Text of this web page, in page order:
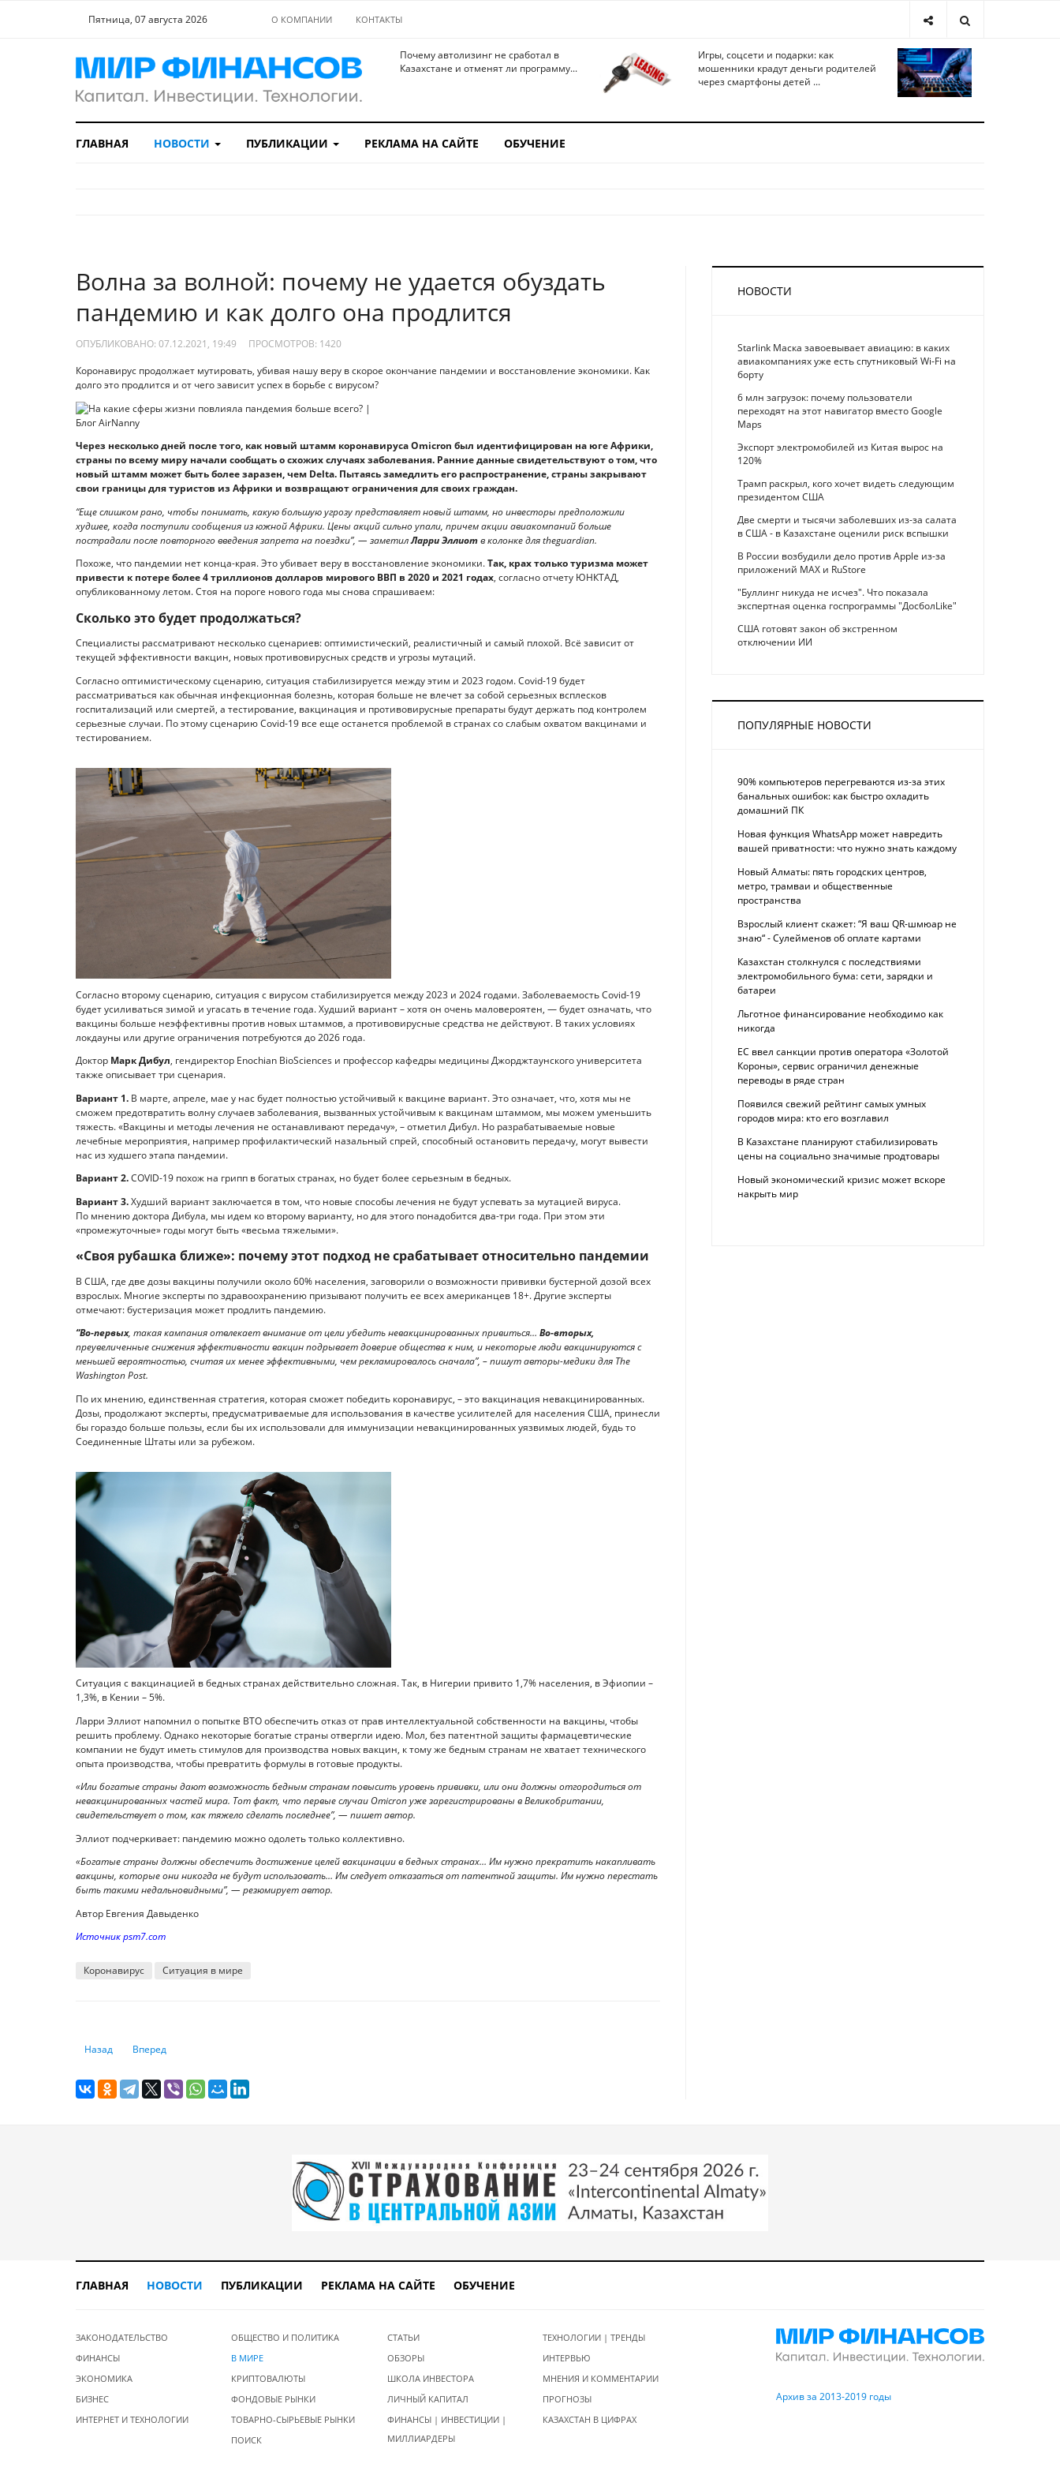
Пятница, 07 августа 2026 О КОМПАНИИ КОНТАКТЫ
Почему автолизинг не сработал в
Казахстане и отменят ли программу...
Игры, соцсети и подарки: как
мошенники крадут деньги родителей
через смартфоны детей ...
ГЛАВНАЯ НОВОСТИ ПУБЛИКАЦИИ РЕКЛАМА НА САЙТЕ ОБУЧЕНИЕ
Волна за волной: почему не удается обуздать
пандемию и как долго она продлится
ОПУБЛИКОВАНО: 07.12.2021, 19:49 ПРОСМОТРОВ: 1420
Коронавирус продолжает мутировать, убивая нашу веру в скорое окончание пандемии и восстановление экономики. Как
долго это продлится и от чего зависит успех в борьбе с вирусом?
Через несколько дней после того, как новый штамм коронавируса Omicron был идентифицирован на юге Африки,
страны по всему миру начали сообщать о схожих случаях заболевания. Ранние данные свидетельствуют о том, что
новый штамм может быть более заразен, чем Delta. Пытаясь замедлить его распространение, страны закрывают
свои границы для туристов из Африки и возвращают ограничения для своих граждан.
“Еще слишком рано, чтобы понимать, какую большую угрозу представляет новый штамм, но инвесторы предположили
худшее, когда поступили сообщения из южной Африки. Цены акций сильно упали, причем акции авиакомпаний больше
пострадали после повторного введения запрета на поездки”, — заметилЛарри Эллиотв колонке для theguardian.
Похоже, что пандемии нет конца-края. Это убивает веру в восстановление экономики.Так, крах только туризма может
привести к потере более 4 триллионов долларов мирового ВВП в 2020 и 2021 годах, согласно отчету ЮНКТАД,
опубликованному летом. Стоя на пороге нового года мы снова спрашиваем:
Сколько это будет продолжаться?
Специалисты рассматривают несколько сценариев: оптимистический, реалистичный и самый плохой. Всё зависит от
текущей эффективности вакцин, новых противовирусных средств и угрозы мутаций.
Согласно оптимистическому сценарию, ситуация стабилизируется между этим и 2023 годом. Covid-19 будет
рассматриваться как обычная инфекционная болезнь, которая больше не влечет за собой серьезных всплесков
госпитализаций или смертей, а тестирование, вакцинация и противовирусные препараты будут держать под контролем
серьезные случаи. По этому сценарию Covid-19 все еще останется проблемой в странах со слабым охватом вакцинами и
тестированием.
Согласно второму сценарию, ситуация с вирусом стабилизируется между 2023 и 2024 годами. Заболеваемость Covid-19
будет усиливаться зимой и угасать в течение года. Худший вариант – хотя он очень маловероятен, — будет означать, что
вакцины больше неэффективны против новых штаммов, а противовирусные средства не действуют. В таких условиях
локдауны или другие ограничения потребуются до 2026 года.
Доктор Марк Дибул, гендиректор Enochian BioSciences и профессор кафедры медицины Джорджтаунского университета
также описывает три сценария.
Вариант 1. В марте, апреле, мае у нас будет полностью устойчивый к вакцине вариант. Это означает, что, хотя мы не
сможем предотвратить волну случаев заболевания, вызванных устойчивым к вакцинам штаммом, мы можем уменьшить
тяжесть. «Вакцины и методы лечения не останавливают передачу», – отметил Дибул. Но разрабатываемые новые
лечебные мероприятия, например профилактический назальный спрей, способный остановить передачу, могут вывести
нас из худшего этапа пандемии.
Вариант 2.COVID-19 похож на грипп в богатых странах, но будет более серьезным в бедных.
Вариант 3.Худший вариант заключается в том, что новые способы лечения не будут успевать за мутацией вируса.
По мнению доктора Дибула, мы идем ко второму варианту, но для этого понадобится два-три года. При этом эти
«промежуточные» годы могут быть «весьма тяжелыми».
«Своя рубашка ближе»: почему этот подход не срабатывает относительно пандемии
В США, где две дозы вакцины получили около 60% населения, заговорили о возможности прививки бустерной дозой всех
взрослых. Многие эксперты по здравоохранению призывают получить ее всех американцев 18+. Другие эксперты
отмечают: бустеризация может продлить пандемию.
“Во-первых, такая кампания отвлекает внимание от цели убедить невакцинированных привиться… Во-вторых,
преувеличенные снижения эффективности вакцин подрывает доверие общества к ним, и некоторые люди вакцинируются с
меньшей вероятностью, считая их менее эффективными, чем рекламировалось сначала”, – пишут авторы-медики для The
Washington Post.
По их мнению, единственная стратегия, которая сможет победить коронавирус, – это вакцинация невакцинированных.
Дозы, продолжают эксперты, предусматриваемые для использования в качестве усилителей для населения США, принесли
бы гораздо больше пользы, если бы их использовали для иммунизации невакцинированных уязвимых людей, будь то
Соединенные Штаты или за рубежом.
Ситуация с вакцинацией в бедных странах действительно сложная. Так, в Нигерии привито 1,7% населения, в Эфиопии –
1,3%, в Кении – 5%.
Ларри Эллиот напомнил о попытке ВТО обеспечить отказ от прав интеллектуальной собственности на вакцины, чтобы
решить проблему. Однако некоторые богатые страны отвергли идею. Мол, без патентной защиты фармацевтические
компании не будут иметь стимулов для производства новых вакцин, к тому же бедным странам не хватает технического
опыта производства, чтобы превратить формулы в готовые продукты.
«Или богатые страны дают возможность бедным странам повысить уровень прививки, или они должны отгородиться от
невакцинированных частей мира. Тот факт, что первые случаи Omicron уже зарегистрированы в Великобритании,
свидетельствует о том, как тяжело сделать последнее”, — пишет автор.
Эллиот подчеркивает: пандемию можно одолеть только коллективно.
«Богатые страны должны обеспечить достижение целей вакцинации в бедных странах… Им нужно прекратить накапливать
вакцины, которые они никогда не будут использовать… Им следует отказаться от патентной защиты. Им нужно перестать
быть такими недальновидными”, — резюмирует автор.
Автор Евгения Давыденко
Источник psm7.com
Коронавирус Ситуация в мире
Предыдущий: Коридор «Север — Юг»: от Китая денег уже не дождаться
Назад Следующий: Особенный презент: как оформить дарение на недвижимость
Вперед
НОВОСТИ
Starlink Маска завоевывает авиацию: в каких
авиакомпаниях уже есть спутниковый Wi-Fi на
борту
6 млн загрузок: почему пользователи
переходят на этот навигатор вместо Google
Maps
Экспорт электромобилей из Китая вырос на
120%
Трамп раскрыл, кого хочет видеть следующим
президентом США
Две смерти и тысячи заболевших из-за салата
в США - в Казахстане оценили риск вспышки
В России возбудили дело против Apple из-за
приложений MAX и RuStore
"Буллинг никуда не исчез". Что показала
экспертная оценка госпрограммы "ДосболLike"
США готовят закон об экстренном
отключении ИИ
ПОПУЛЯРНЫЕ НОВОСТИ
90% компьютеров перегреваются из-за этих
банальных ошибок: как быстро охладить
домашний ПК
Новая функция WhatsApp может навредить
вашей приватности: что нужно знать каждому
Новый Алматы: пять городских центров,
метро, трамваи и общественные
пространства
Взрослый клиент скажет: “Я ваш QR-шмюар не
знаю“ - Сулейменов об оплате картами
Казахстан столкнулся с последствиями
электромобильного бума: сети, зарядки и
батареи
Льготное финансирование необходимо как
никогда
ЕС ввел санкции против оператора «Золотой
Короны», сервис ограничил денежные
переводы в ряде стран
Появился свежий рейтинг самых умных
городов мира: кто его возглавил
В Казахстане планируют стабилизировать
цены на социально значимые продтовары
Новый экономический кризис может вскоре
накрыть мир
ГЛАВНАЯ НОВОСТИ ПУБЛИКАЦИИ РЕКЛАМА НА САЙТЕ ОБУЧЕНИЕ
ЗАКОНОДАТЕЛЬСТВО
ФИНАНСЫ
ЭКОНОМИКА
БИЗНЕС
ИНТЕРНЕТ И ТЕХНОЛОГИИ
ОБЩЕСТВО И ПОЛИТИКА
В МИРЕ
КРИПТОВАЛЮТЫ
ФОНДОВЫЕ РЫНКИ
ТОВАРНО-СЫРЬЕВЫЕ РЫНКИ
ПОИСК
СТАТЬИ
ОБЗОРЫ
ШКОЛА ИНВЕСТОРА
ЛИЧНЫЙ КАПИТАЛ
ФИНАНСЫ | ИНВЕСТИЦИИ |
МИЛЛИАРДЕРЫ
ТЕХНОЛОГИИ | ТРЕНДЫ
ИНТЕРВЬЮ
МНЕНИЯ И КОММЕНТАРИИ
ПРОГНОЗЫ
КАЗАХСТАН В ЦИФРАХ
Архив за 2013-2019 годы